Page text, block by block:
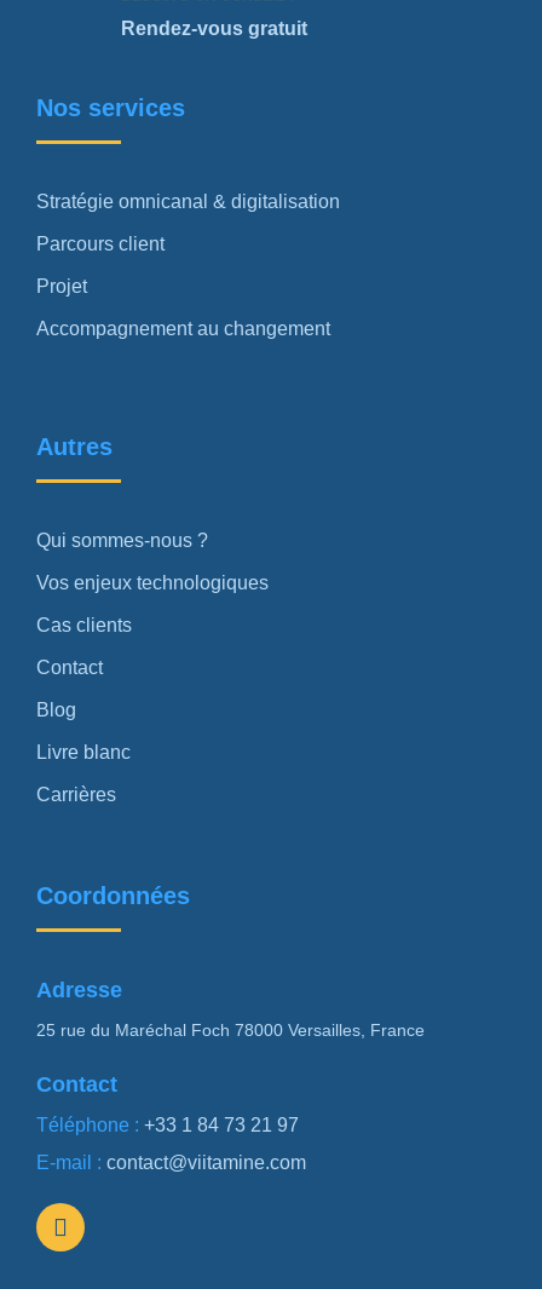
Rendez-vous gratuit
Nos services
Stratégie omnicanal & digitalisation
Parcours client
Projet
Accompagnement au changement
Autres
Qui sommes-nous ?
Vos enjeux technologiques
Cas clients
Contact
Blog
Livre blanc
Carrières
Coordonnées
Adresse
25 rue du Maréchal Foch 78000 Versailles, France
Contact
Téléphone : +33 1 84 73 21 97
E-mail : contact@viitamine.com